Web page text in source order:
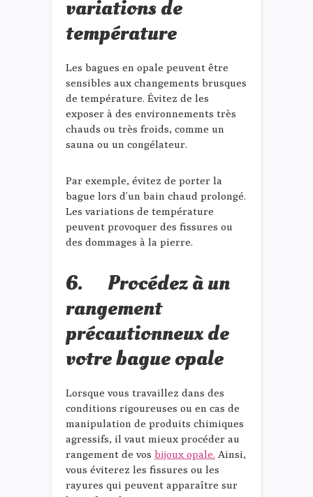
variations de
température
Les bagues en opale peuvent être
sensibles aux changements brusques
de température. Évitez de les
exposer à des environnements très
chauds ou très froids, comme un
sauna ou un congélateur.
Par exemple, évitez de porter la
bague lors d’un bain chaud prolongé.
Les variations de température
peuvent provoquer des fissures ou
des dommages à la pierre.
6. Procédez à un
rangement
précautionneux de
votre bague opale
Lorsque vous travaillez dans des
conditions rigoureuses ou en cas de
manipulation de produits chimiques
agressifs, il vaut mieux procéder au
rangement de vos bijoux opale. Ainsi,
vous éviterez les fissures ou les
rayures qui peuvent apparaître sur